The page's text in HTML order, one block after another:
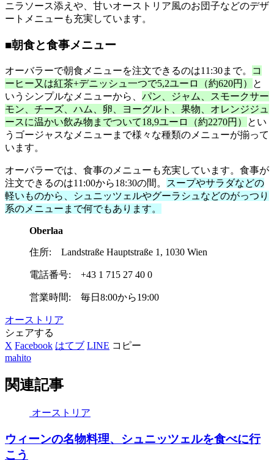
ニラソース添えや、甘いオーストリア風のお団子などのデザ
ートメニューも充実しています。
■朝食と食事メニュー
オーバラーで朝食メニューを注文できるのは11:30まで。
コ
ーヒー又は紅茶+デニッシュ一つで5,2ユーロ（約620円）
と
いうシンプルなメニューから、 パン、ジャム、スモークサー
モン、チーズ、ハム、卵、ヨーグルト、果物、オレンジジュ
ースに温かい飲み物までついて18,9ユーロ（約2270円）
とい
うゴージャスなメニューまで様々な種類のメニューが揃って
います。
オーバラーでは、食事のメニューも充実しています。食事が
注文できるのは11:00から18:30の間。
スープやサラダなどの
軽いものから、シュニッツェルやグーラシュなどのがっつり
系のメニューまで何でもあります。
Oberlaa
住所: Landstraße Hauptstraße 1, 1030 Wien
電話番号: +43 1 715 27 40 0
営業時間: 毎日8:00から19:00
オーストリア
シェアする
X Facebook はてブ LINE コピー
mahito
関連記事
オーストリア
ウィーンの名物料理、シュニッツェルを食べに行
こう